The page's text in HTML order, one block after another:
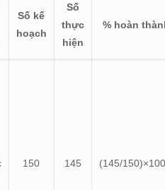
Số kế
hoạch
Số
thực
hiện
% hoàn
150 145 (145/